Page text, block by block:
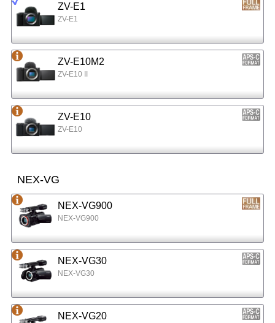
ZV-E1
ZV-E1
ZV-E10M2
ZV-E10 II
ZV-E10
ZV-E10
NEX-VG
NEX-VG900
NEX-VG900
NEX-VG30
NEX-VG30
NEX-VG20